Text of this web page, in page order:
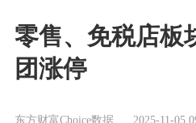
零售、免税店板
团涨停
东方财富Choice数据 2025-11-05